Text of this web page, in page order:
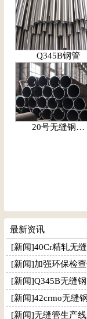
Q345B钢管
20号无缝钢…
最新资讯
[新闻]40Cr精轧无
[新闻]加强环保检
[新闻]Q345B无缝
[新闻]42crmo无缝
[新闻]无缝管生产